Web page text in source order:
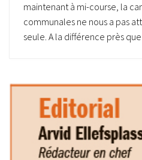
maintenant à mi-course, la
communales ne nous a pas
seule. A la différence près que